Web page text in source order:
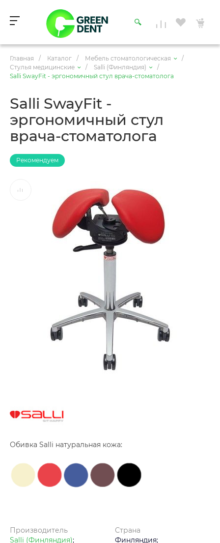
Главная / Каталог / Мебель стоматологическая
/
Стулья медицинские
/ Salli (Финляндия)
/
Salli SwayFit - эргономичный стул врача-стоматолога
Salli SwayFit -
эргономичный стул
врача-стоматолога
Рекомендуем
Обивка Salli натуральная кожа:
Производитель
Salli (Финляндия);
Страна
Финляндия;